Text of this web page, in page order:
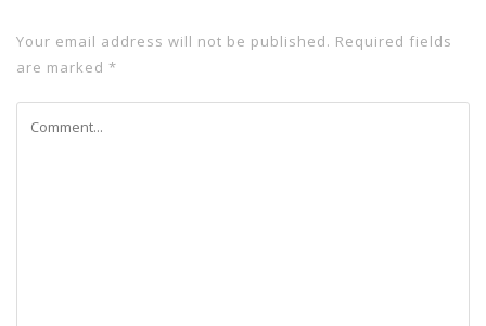
ทำการตลาดออนไลน์ SEO เพิ่มยอดขาย ใครก็ทำได้
March 30, 2020